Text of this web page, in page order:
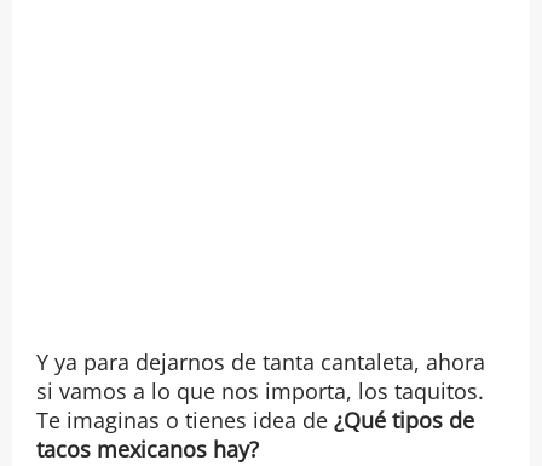
Y ya para dejarnos de tanta cantaleta, ahora
si vamos a lo que nos importa, los taquitos.
Te imaginas o tienes idea de ¿Qué tipos de
tacos mexicanos hay?